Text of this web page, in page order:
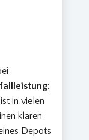
:
in vielen
klaren
Depots